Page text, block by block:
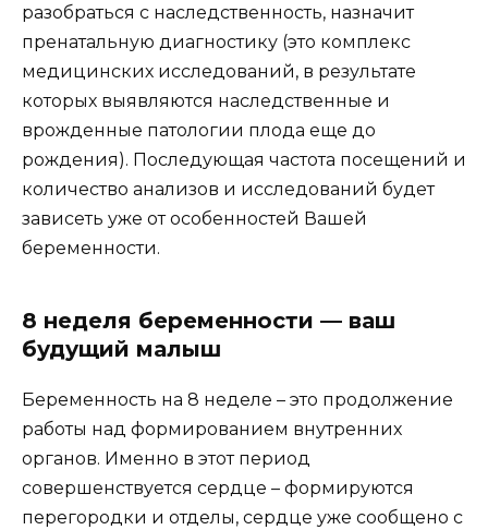
разобраться с наследственность, назначит
пренатальную диагностику (это комплекс
медицинских исследований, в результате
которых выявляются наследственные и
врожденные патологии плода еще до
рождения). Последующая частота посещений и
количество анализов и исследований будет
зависеть уже от особенностей Вашей
беременности.
8 неделя беременности — ваш
будущий малыш
Беременность на 8 неделе – это продолжение
работы над формированием внутренних
органов. Именно в этот период
совершенствуется сердце – формируются
перегородки и отделы, сердце уже сообщено с